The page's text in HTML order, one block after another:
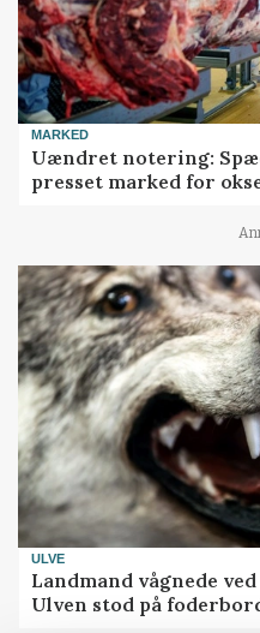
MARKED
Uændret notering:
presset marked for
ULVE
Landmand vågnede
Ulven stod på